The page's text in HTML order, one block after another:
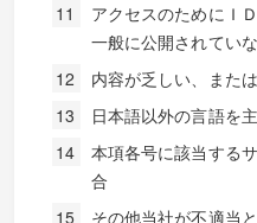
アクセスのためにＩ
一般に公開されてい
内容が乏しい、また
日本語以外の言語を
本項各号に該当する
合
その他当社が不適当